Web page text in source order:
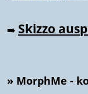
➡️ Skizzo
» MorphMe -